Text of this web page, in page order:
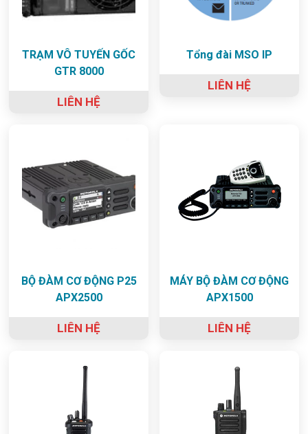
TRẠM VÔ TUYẾN GỐC
GTR 8000
LIÊN HỆ
Tổng đài MSO IP
LIÊN HỆ
BỘ ĐÀM CƠ ĐỘNG P25
APX2500
LIÊN HỆ
MÁY BỘ ĐÀM CƠ ĐỘNG
APX1500
LIÊN HỆ